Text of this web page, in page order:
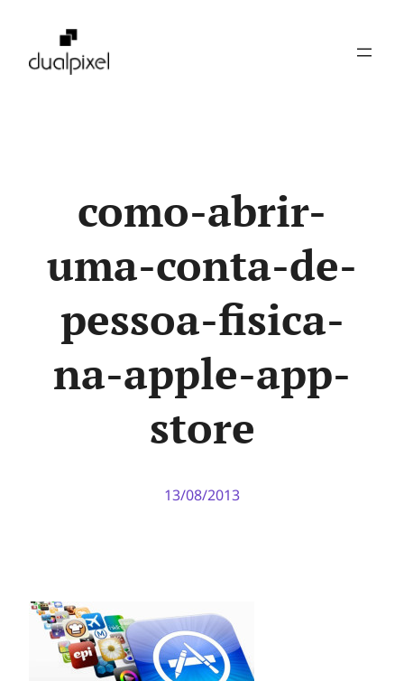
como-abrir-
uma-conta-de-
pessoa-fisica-
na-apple-app-
store
13/08/2013